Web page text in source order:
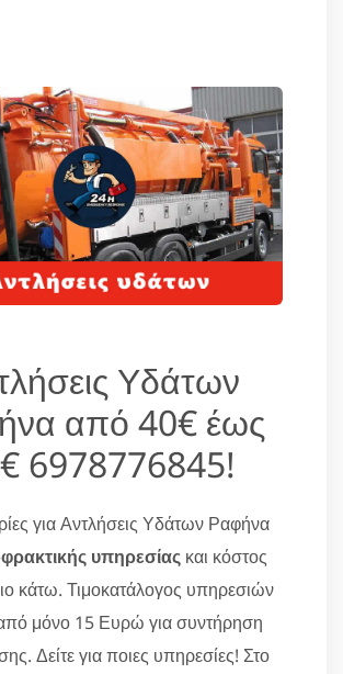
Υδάτων
από 40€ έως
6978776845!
για Αντλήσεις Υδάτων Ραφήνα
υπηρεσίας και κόστος
κάτω. Τιμοκατάλογος υπηρεσιών
από μόνο 15 Ευρώ για συντήρηση
Δείτε για ποιες υπηρεσίες! Στο